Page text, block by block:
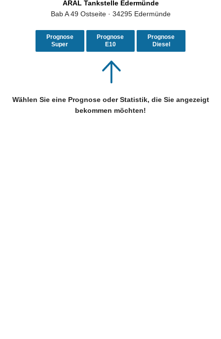
ARAL Tankstelle Edermünde
Bab A 49 Ostseite · 34295 Edermünde
Prognose
Super
Prognose
E10
Prognose
Diesel
Wählen Sie eine Prognose oder Statistik, die Sie angezeigt
bekommen möchten!